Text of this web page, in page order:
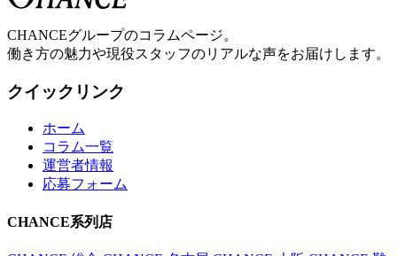
CHANCEグループのコラムページ。
働き方の魅力や現役スタッフのリアルな声をお届けします。
クイックリンク
ホーム
コラム一覧
運営者情報
応募フォーム
CHANCE系列店